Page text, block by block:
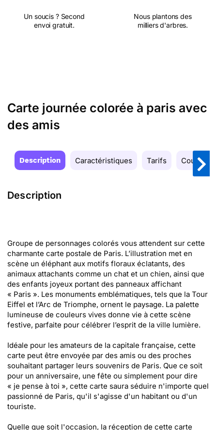
Un soucis ? Second
envoi gratuit.
Nous plantons des
milliers d'arbres.
Carte journée colorée à paris avec
des amis
Description Caractéristiques Tarifs Couleurs
Description
Groupe de personnages colorés vous attendent sur cette
charmante carte postale de Paris. L’illustration met en
scène un éléphant aux motifs floraux éclatants, des
animaux attachants comme un chat et un chien, ainsi que
des enfants joyeux portant des panneaux affichant
« Paris ». Les monuments emblématiques, tels que la Tour
Eiffel et l’Arc de Triomphe, ornent le paysage. La palette
lumineuse de couleurs vives donne vie à cette scène
festive, parfaite pour célébrer l’esprit de la ville lumière.
Idéale pour les amateurs de la capitale française, cette
carte peut être envoyée par des amis ou des proches
souhaitant partager leurs souvenirs de Paris. Que ce soit
pour un anniversaire, une fête ou simplement pour dire
« je pense à toi », cette carte saura séduire n'importe quel
passionné de Paris, qu'il s'agisse d'un habitant ou d'un
touriste.
Quelle que soit l'occasion, la réception de cette carte